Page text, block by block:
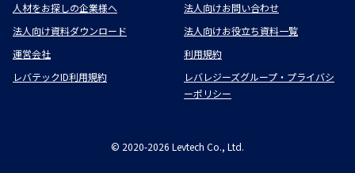
人材をお探しの企業様へ
法人向けお問い合わせ
法人向け資料ダウンロード
法人向けお役立ち資料一覧
運営会社
利用規約
レバテックID利用規約
レバレジーズグループ・プライバシ
ーポリシー
© 2020-2026 Levtech Co., Ltd.